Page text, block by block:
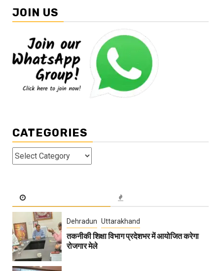
JOIN US
CATEGORIES
Categories
Dehradun Uttarakhand
तकनीकी शिक्षा विभाग प्रदेशभर में आयोजित करेगा
रोजगार मेले